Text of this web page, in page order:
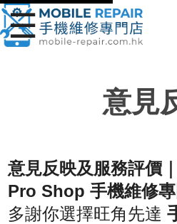
☰
意見
意見反映及服務評價
Pro Shop 手機維修
多謝你選擇旺角先達